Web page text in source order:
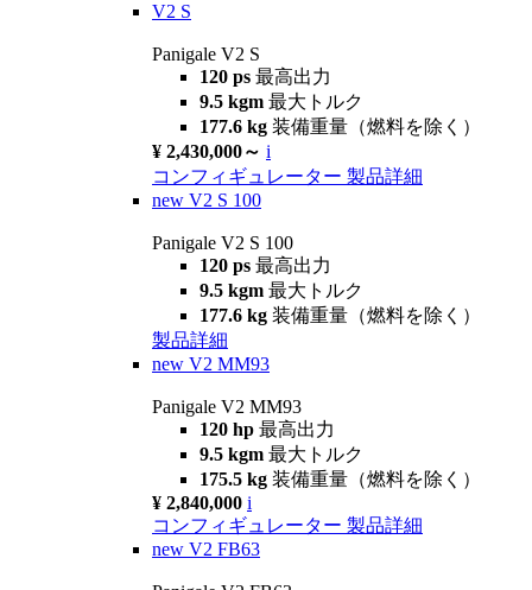
V2 S
Panigale V2 S
120 ps 最高出力
9.5 kgm 最大トルク
177.6 kg 装備重量（燃料を除く）
¥ 2,430,000～ i
コンフィギュレーター 製品詳細
new V2 S 100
Panigale V2 S 100
120 ps 最高出力
9.5 kgm 最大トルク
177.6 kg 装備重量（燃料を除く）
製品詳細
new V2 MM93
Panigale V2 MM93
120 hp 最高出力
9.5 kgm 最大トルク
175.5 kg 装備重量（燃料を除く）
¥ 2,840,000 i
コンフィギュレーター 製品詳細
new V2 FB63